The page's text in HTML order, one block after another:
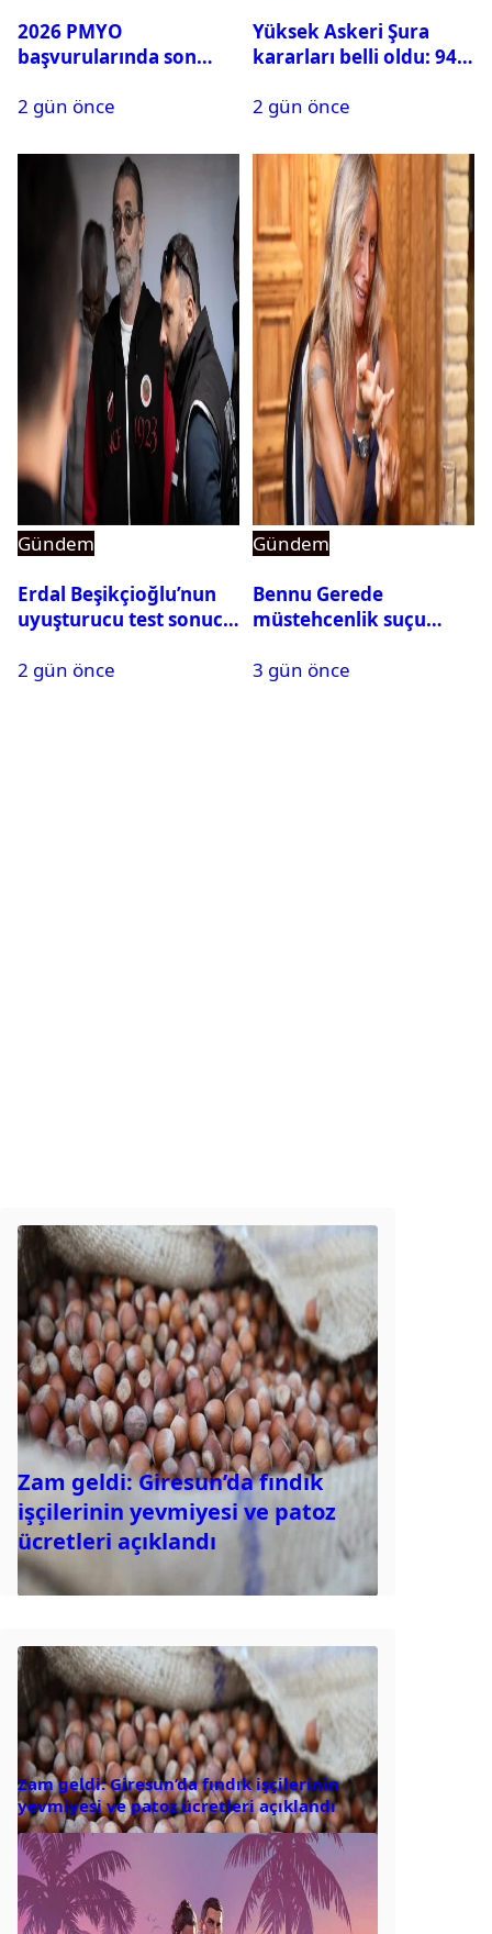
2026 PMYO
başvurularında son
2 gün önce
Yüksek Askeri Şura
kararları belli oldu: 94
2 gün önce
Gündem
Erdal Beşikçioğlu’nun
uyuşturucu test sonucu
2 gün önce
Gündem
Bennu Gerede
müstehcenlik suçu
alındı
3 gün önce
Zam geldi: Giresun’da fındık
işçilerinin yevmiyesi ve patoz
ücretleri açıklandı
Zam geldi: Giresun’da fındık işçilerinin
yevmiyesi ve patoz ücretleri açıklandı